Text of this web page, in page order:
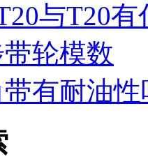
与T20有
轮模数
有耐油性